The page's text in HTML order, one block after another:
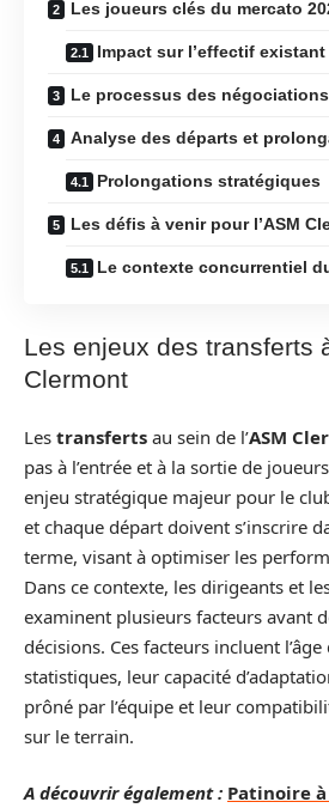
Les joueurs clés du mercato
Impact sur l’effectif existant
Le processus des négociations
Analyse des départs et
Prolongations stratégiques
Les défis à venir pour l’ASM
Le contexte concurrentiel
Les enjeux des transferts
Clermont
Les transferts au sein de l’ASM
pas à l’entrée et à la sortie de
enjeu stratégique majeur pour le
et chaque départ doivent s’inscrire
terme, visant à optimiser les
Dans ce contexte, les dirigeants et
examinent plusieurs facteurs avant
décisions. Ces facteurs incluent
statistiques, leur capacité
prôné par l’équipe et leur
sur le terrain.
A découvrir également : Patinoire à